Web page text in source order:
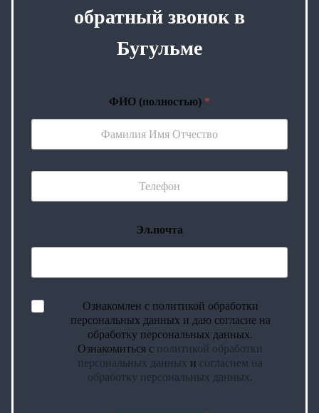
обратный звонок в
Бугульме
ФИО (полностью) *
Эл.почта
Ознакомлен с политикой обработки
персональных данных и даю согласие на
обработку персональных данных.
Ознакомиться с политикой обработки
персональных данных и согласием на
обработку персональных данных.